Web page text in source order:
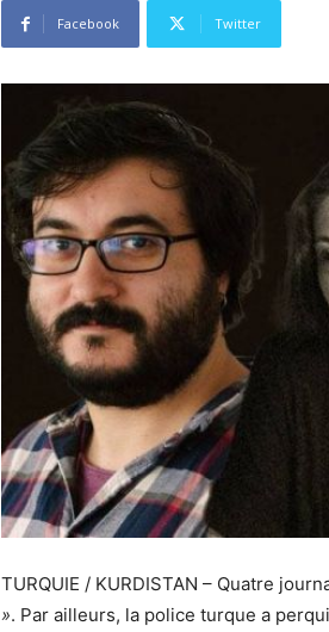
Facebook Twitter
TURQUIE / KURDISTAN – Quatre
». Par ailleurs, la police turque a